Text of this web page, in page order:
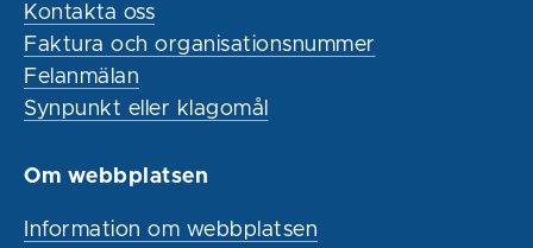
Kontakta oss
Faktura och organisationsnummer
Felanmälan
Synpunkt eller klagomål
Om webbplatsen
Information om webbplatsen